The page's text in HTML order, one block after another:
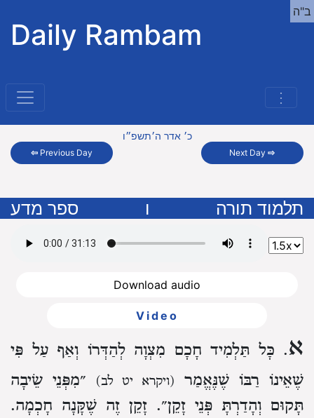
Daily Rambam
⋮
ב"ה
⇦ Previous Day
כ׳ אדר ה׳תשפ״ו
Next Day⇨
תלמוד תורה ו ספר מדע
Download audio
Video
א. כָּל תַּלְמִיד חָכָם מִצְוָה לְהַדְּרוֹ וְאַף עַל פִּי
שֶׁאֵינוֹ רַבּוֹ שֶׁנֶּאֱמַר (ויקרא יט לב) ״מִפְּנֵי שֵׂיבָה
תָּקוּם וְהָדַרְתָּ פְּנֵי זָקֵן״. זָקֵן זֶה שֶׁקָּנָה חָכְמָה.